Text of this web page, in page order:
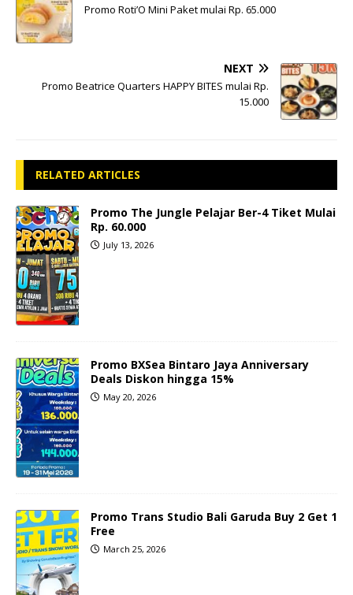
Promo Roti’O Mini Paket mulai Rp. 65.000
NEXT
Promo Beatrice Quarters HAPPY BITES mulai Rp.
15.000
RELATED ARTICLES
Promo The Jungle Pelajar Ber-4 Tiket Mulai
Rp. 60.000
July 13, 2026
Promo BXSea Bintaro Jaya Anniversary
Deals Diskon hingga 15%
May 20, 2026
Promo Trans Studio Bali Garuda Buy 2 Get 1
Free
March 25, 2026